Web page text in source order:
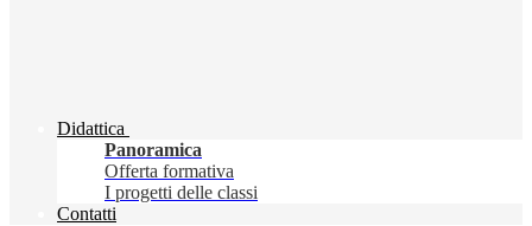
Didattica
Panoramica
Offerta formativa
I progetti delle classi
Contatti